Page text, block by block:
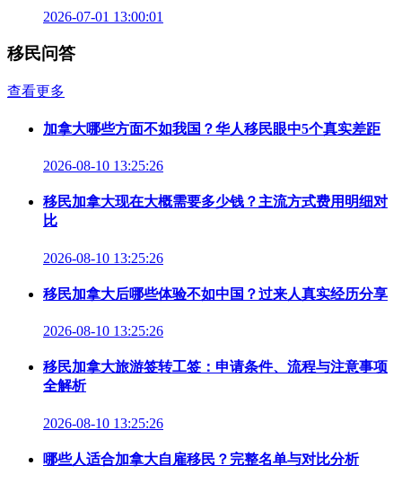
2026-07-01 13:00:01
移民问答
查看更多
加拿大哪些方面不如我国？华人移民眼中5个真实差距
2026-08-10 13:25:26
移民加拿大现在大概需要多少钱？主流方式费用明细对
比
2026-08-10 13:25:26
移民加拿大后哪些体验不如中国？过来人真实经历分享
2026-08-10 13:25:26
移民加拿大旅游签转工签：申请条件、流程与注意事项
全解析
2026-08-10 13:25:26
哪些人适合加拿大自雇移民？完整名单与对比分析